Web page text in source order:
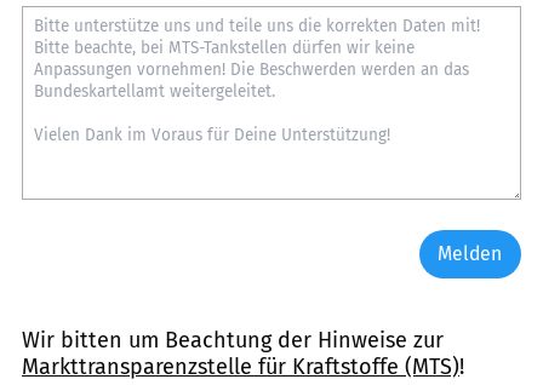
Melden
Wir bitten um Beachtung der Hinweise zur
Markttransparenzstelle für Kraftstoffe (MTS)!